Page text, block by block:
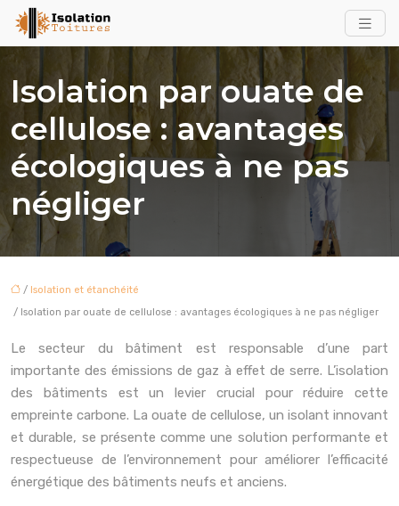
Isolation par ouate de
cellulose : avantages
écologiques à ne pas
négliger
/ Isolation et étanchéité
/ Isolation par ouate de cellulose : avantages écologiques à ne pas négliger
Le secteur du bâtiment est responsable d’une part
importante des émissions de gaz à effet de serre. L’isolation
des bâtiments est un levier crucial pour réduire cette
empreinte carbone. La ouate de cellulose, un isolant innovant
et durable, se présente comme une solution performante et
respectueuse de l’environnement pour améliorer l’efficacité
énergétique des bâtiments neufs et anciens.